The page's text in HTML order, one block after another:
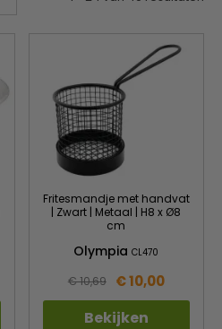
Fritesmandje met handvat
| Zwart | Metaal | H8 x Ø8
cm
OlympiaCL470
€ 10,69 € 10,00
Bekijken